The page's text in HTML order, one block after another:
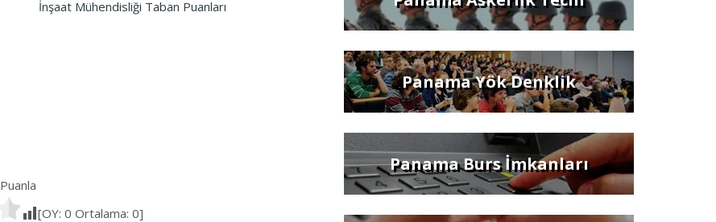
İnşaat Mühendisliği Taban Puanları
Puanla
[OY: 0 Ortalama: 0]
Panama Yök Denklik
Panama Burs İmkanları